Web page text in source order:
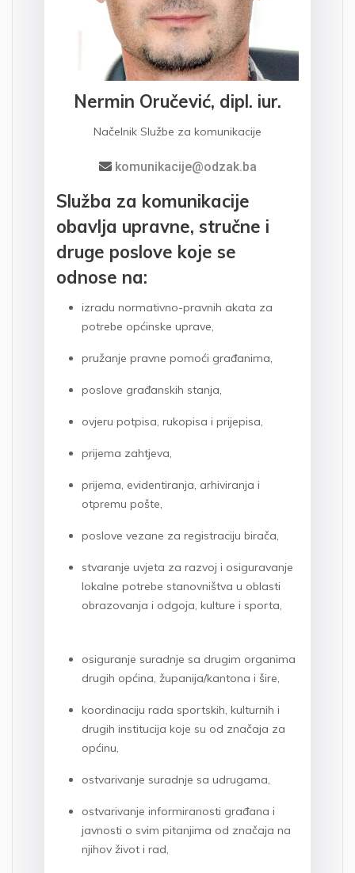
Nermin Oručević, dipl. iur.
Načelnik Službe za komunikacije
komunikacije@odzak.ba
Služba za komunikacije
obavlja upravne, stručne i
druge poslove koje se
odnose na:
izradu normativno-pravnih akata za
potrebe općinske uprave,
pružanje pravne pomoći građanima,
poslove građanskih stanja,
ovjeru potpisa, rukopisa i prijepisa,
prijema zahtjeva,
prijema, evidentiranja, arhiviranja i
otpremu pošte,
poslove vezane za registraciju birača,
stvaranje uvjeta za razvoj i osiguravanje
lokalne potrebe stanovništva u oblasti
obrazovanja i odgoja, kulture i sporta,
osiguranje suradnje sa drugim organima
drugih općina, županija/kantona i šire,
koordinaciju rada sportskih, kulturnih i
drugih institucija koje su od značaja za
općinu,
ostvarivanje suradnje sa udrugama,
ostvarivanje informiranosti građana i
javnosti o svim pitanjima od značaja na
njihov život i rad,